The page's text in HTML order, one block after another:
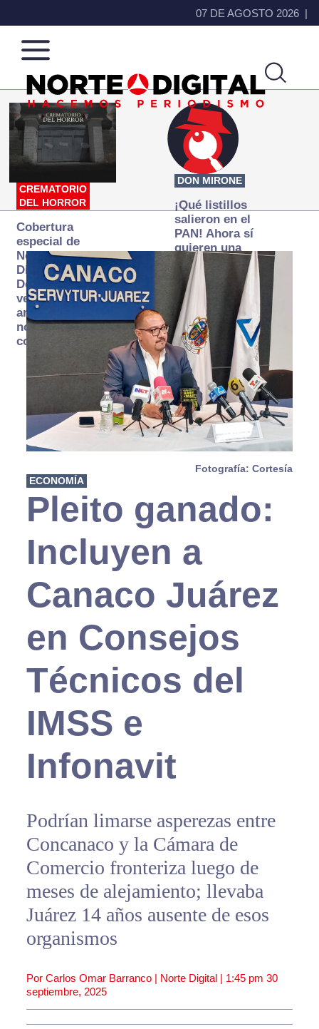
07 DE AGOSTO 2026
Norte
de
Ciudad
Más
que
noticias,
hacemos periodismo
CREMATORIO
DEL HORROR
Cobertura
especial de
Norte
Digital:
Donde la
verdad
arde… pero
no se
consume
DON MIRONE
¡Qué listillos
salieron en el
PAN! Ahora sí
quieren una
Fiscalía
autónoma… y
transexenal
Fotografía: Cortesía
ECONOMÍA
Pleito ganado:
Incluyen a
Canaco Juárez
en Consejos
Técnicos del
IMSS e
Infonavit
Podrían limarse asperezas entre
Concanaco y la Cámara de
Comercio fronteriza luego de
meses de alejamiento; llevaba
Juárez 14 años ausente de esos
organismos
Por Carlos Omar Barranco | Norte Digital | 1:45 pm 30
septiembre, 2025